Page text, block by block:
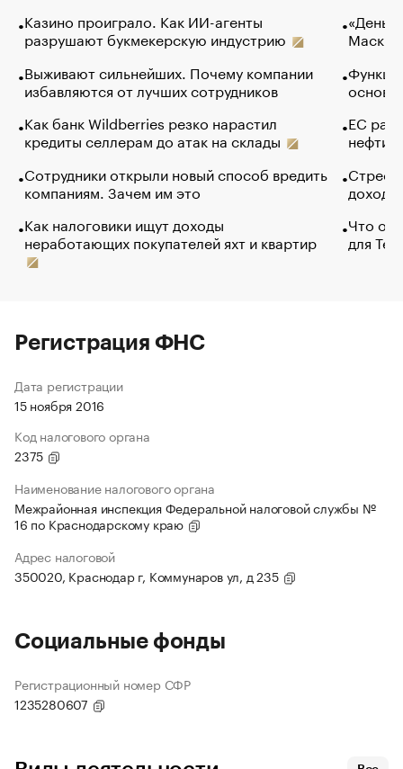
Казино проиграло. Как ИИ-агенты
разрушают букмекерскую индустрию
Выживают сильнейших. Почему компании
избавляются от лучших сотрудников
Как банк Wildberries резко нарастил
кредиты селлерам до атак на склады
Сотрудники открыли новый способ вредить
компаниям. Зачем им это
Как налоговики ищут доходы
неработающих покупателей яхт и квартир
Маск в
основ
ЕС
нефти
Что
для
Регистрация ФНС
Дата регистрации
15 ноября 2016
Код налогового органа
2375
Наименование налогового органа
Межрайонная инспекция Федеральной налоговой службы №
16 по Краснодарскому краю
Адрес налоговой
350020, Краснодар г, Коммунаров ул, д 235
Социальные фонды
Регистрационный номер СФР
1235280607